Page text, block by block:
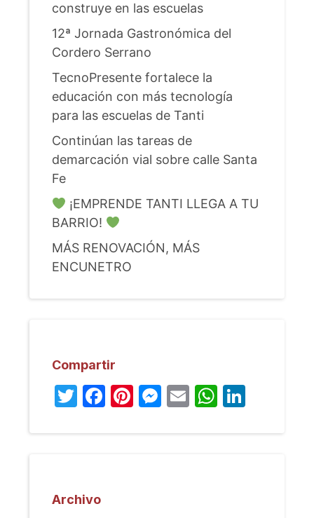
construye en las escuelas
12ª Jornada Gastronómica del
Cordero Serrano
TecnoPresente fortalece la
educación con más tecnología
para las escuelas de Tanti
Continúan las tareas de
demarcación vial sobre calle Santa
Fe
¡EMPRENDE TANTI LLEGA A TU
BARRIO!
MÁS RENOVACIÓN, MÁS
ENCUNETRO
Compartir
Twitter
Facebook
Pinterest
Messenger
Email
Archivo